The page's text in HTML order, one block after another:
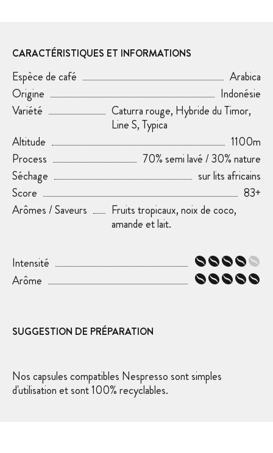
CARACTÉRISTIQUES ET INFORMATIONS
Espèce de café
Arabica
Origine
Indonésie
Variété
Caturra rouge, Hybride du Timor,
Line S, Typica
Altitude
1100m
Process
70% semi lavé / 30% nature
Séchage
sur lits africains
Score
83+
Arômes / Saveurs
Fruits tropicaux, noix de coco,
amande et lait.
Intensité
Arôme
SUGGESTION DE PRÉPARATION
Nos capsules compatibles Nespresso sont simples
d'utilisation et sont 100% recyclables.